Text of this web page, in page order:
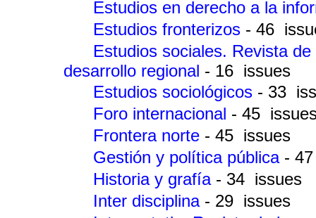
Estudios en derecho a la
Estudios fronterizos - 46
Estudios sociales. Revista
desarrollo regional - 16 issues
Estudios sociológicos - 33
Foro internacional - 45
Frontera norte - 45 issues
Gestión y política pública -
Historia y grafía - 34 issues
Inter disciplina - 29 issues